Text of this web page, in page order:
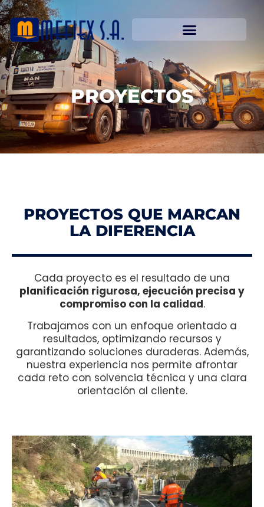
PROYECTOS
PROYECTOS QUE MARCAN
LA DIFERENCIA
Cada proyecto es el resultado de una
planificación rigurosa, ejecución precisa y
compromiso con la calidad.
Trabajamos con un enfoque orientado a
resultados, optimizando recursos y
garantizando soluciones duraderas. Además,
nuestra experiencia nos permite afrontar
cada reto con solvencia técnica y una clara
orientación al cliente.